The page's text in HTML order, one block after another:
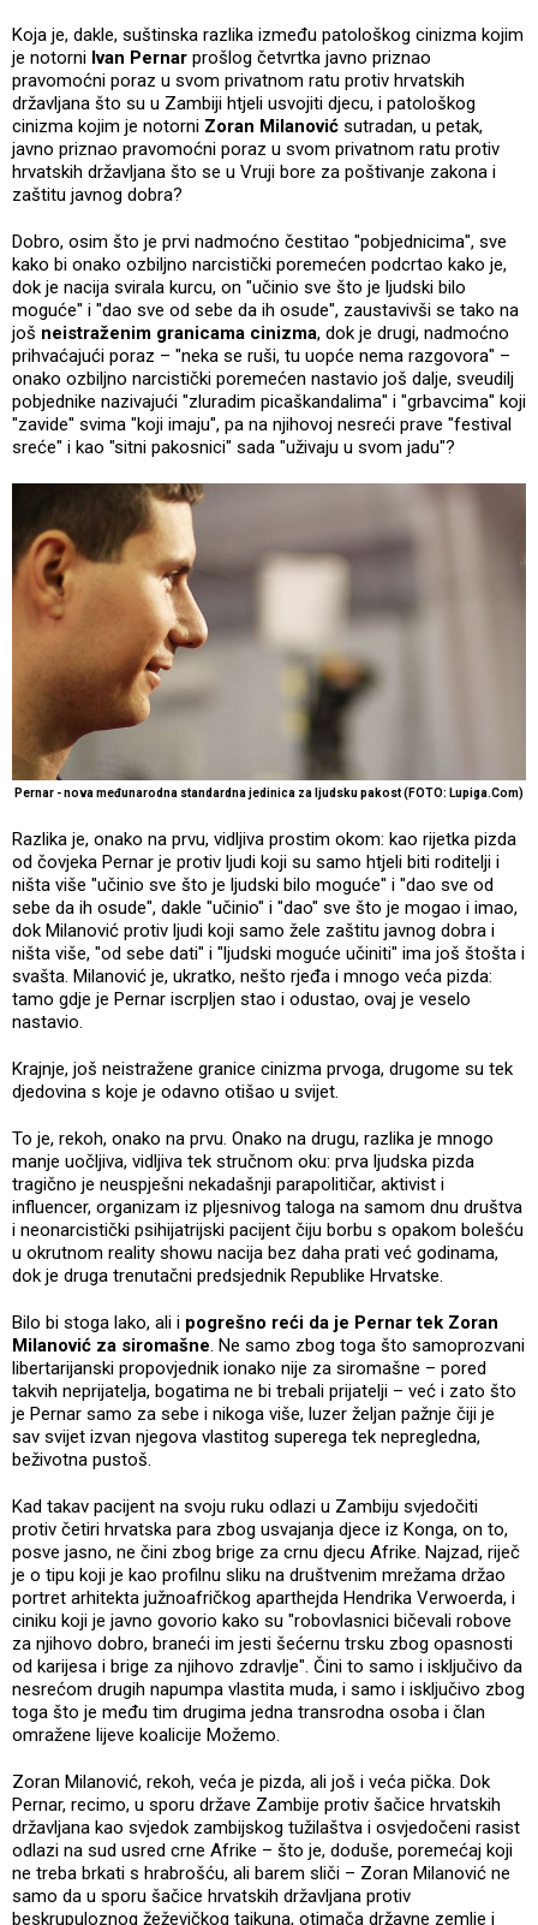
Koja je, dakle, suštinska razlika između patološkog cinizma kojim
je notorni Ivan Pernar prošlog četvrtka javno priznao
pravomoćni poraz u svom privatnom ratu protiv hrvatskih
državljana što su u Zambiji htjeli usvojiti djecu, i patološkog
cinizma kojim je notorni Zoran Milanović sutradan, u petak,
javno priznao pravomoćni poraz u svom privatnom ratu protiv
hrvatskih državljana što se u Vruji bore za poštivanje zakona i
zaštitu javnog dobra?
Dobro, osim što je prvi nadmoćno čestitao "pobjednicima", sve
kako bi onako ozbiljno narcistički poremećen podcrtao kako je,
dok je nacija svirala kurcu, on "učinio sve što je ljudski bilo
moguće" i "dao sve od sebe da ih osude", zaustavivši se tako na
još neistraženim granicama cinizma, dok je drugi, nadmoćno
prihvaćajući poraz – "neka se ruši, tu uopće nema razgovora" –
onako ozbiljno narcistički poremećen nastavio još dalje, sveudilj
pobjednike nazivajući "zluradim picaškandalima" i "grbavcima" koji
"zavide" svima "koji imaju", pa na njihovoj nesreći prave "festival
sreće" i kao "sitni pakosnici" sada "uživaju u svom jadu"?
Pernar - nova međunarodna standardna jedinica za ljudsku pakost (FOTO: Lupiga.Com)
Razlika je, onako na prvu, vidljiva prostim okom: kao rijetka pizda
od čovjeka Pernar je protiv ljudi koji su samo htjeli biti roditelji i
ništa više "učinio sve što je ljudski bilo moguće" i "dao sve od
sebe da ih osude", dakle "učinio" i "dao" sve što je mogao i imao,
dok Milanović protiv ljudi koji samo žele zaštitu javnog dobra i
ništa više, "od sebe dati" i "ljudski moguće učiniti" ima još štošta i
svašta. Milanović je, ukratko, nešto rjeđa i mnogo veća pizda:
tamo gdje je Pernar iscrpljen stao i odustao, ovaj je veselo
nastavio.
Krajnje, još neistražene granice cinizma prvoga, drugome su tek
djedovina s koje je odavno otišao u svijet.
To je, rekoh, onako na prvu. Onako na drugu, razlika je mnogo
manje uočljiva, vidljiva tek stručnom oku: prva ljudska pizda
tragično je neuspješni nekadašnji parapolitičar, aktivist i
influencer, organizam iz pljesnivog taloga na samom dnu društva
i neonarcistički psihijatrijski pacijent čiju borbu s opakom bolešću
u okrutnom reality showu nacija bez daha prati već godinama,
dok je druga trenutačni predsjednik Republike Hrvatske.
Bilo bi stoga lako, ali i pogrešno reći da je Pernar tek Zoran
Milanović za siromašne. Ne samo zbog toga što samoprozvani
libertarijanski propovjednik ionako nije za siromašne – pored
takvih neprijatelja, bogatima ne bi trebali prijatelji – već i zato što
je Pernar samo za sebe i nikoga više, luzer željan pažnje čiji je
sav svijet izvan njegova vlastitog superega tek nepregledna,
beživotna pustoš.
Kad takav pacijent na svoju ruku odlazi u Zambiju svjedočiti
protiv četiri hrvatska para zbog usvajanja djece iz Konga, on to,
posve jasno, ne čini zbog brige za crnu djecu Afrike. Najzad, riječ
je o tipu koji je kao profilnu sliku na društvenim mrežama držao
portret arhitekta južnoafričkog aparthejda Hendrika Verwoerda, i
ciniku koji je javno govorio kako su "robovlasnici bičevali robove
za njihovo dobro, braneći im jesti šećernu trsku zbog opasnosti
od karijesa i brige za njihovo zdravlje". Čini to samo i isključivo da
nesrećom drugih napumpa vlastita muda, i samo i isključivo zbog
toga što je među tim drugima jedna transrodna osoba i član
omražene lijeve koalicije Možemo.
Zoran Milanović, rekoh, veća je pizda, ali još i veća pička. Dok
Pernar, recimo, u sporu države Zambije protiv šačice hrvatskih
državljana kao svjedok zambijskog tužilaštva i osvjedočeni rasist
odlazi na sud usred crne Afrike – što je, doduše, poremećaj koji
ne treba brkati s hrabrošću, ali barem sliči – Zoran Milanović ne
samo da u sporu šačice hrvatskih državljana protiv
beskrupuloznog žeževičkog tajkuna, otimača državne zemlje i